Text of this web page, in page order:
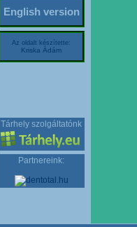
English version
Az oldalt készítette:
Kriska Ádám
Tárhely szolgáltatónk
Partnereink: